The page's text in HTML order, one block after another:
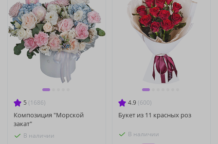
5 (1686)
Композиция "Морской
закат"
В наличии
4.9 (600)
Букет из 11 красных роз
В наличии